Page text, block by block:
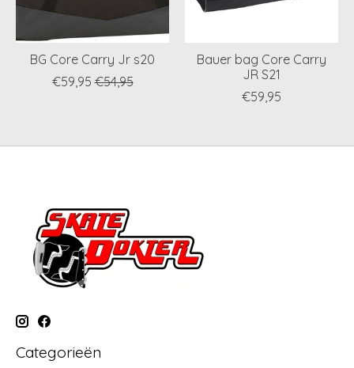
BG Core Carry Jr s20
€59,95 €54,95
Bauer bag Core Carry
JR S21
€59,95
Categorieën